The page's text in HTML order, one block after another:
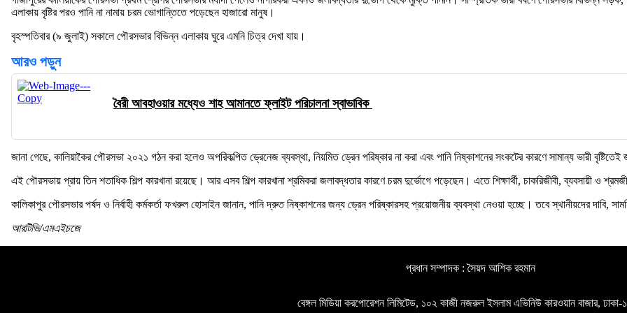
এলাকায় বৃষ্টির পরও পানি না নামায় চরম ভোগান্তিতে পড়েছেন হাজারো মানুষ।
বৃহস্পতিবার (৯ জুলাই) সকালে পৌরসভার বিভিন্ন এলাকায় ঘুরে এমনি চিত্র দেখা যায়।
আরও পড়ুন
বৈরী আবহাওয়ার মধ্যেও শাহ আমানতে ফ্লাইট পরিচালনা স্বাভাবিক
জানা গেছে, কালিয়াকৈর পৌরসভা ২০২১ গঠন করা হলেও অপরিকল্পিত ড্রেনেজ ব্যবস্থা, নিয়মিত ড্রেন পরিষ্কার না করা এবং পানি নিষ্কাশনের সংকটের কারণে সামান্য ভারী বৃষ্টিতেই
এই পৌরসভায় প্রায় তিন শতাধিক শিল্প কারখানা রয়েছে। আর এসব শিল্প কারখানা শ্রমিকরা জলাবদ্ধতার কারণে চরম দুর্ভোগে পড়েছেন। এতে শিক্ষার্থী, চাকরিজীবী, ব্যবসায়ী ও
কালিকাপুর পৌরসভার পর্ষদ ও নির্বাহী কর্মকর্তা ফখরুল হোসাইন জানান, পানি দ্রুত নিষ্কাশনের জন্য ড্রেন পরিষ্কারসহ প্রয়োজনীয় ব্যবস্থা নেওয়া হচ্ছে। তবে স্থানীয়দের দাবি,
আরটিভি/এমএইচজে
প্রধান সম্পাদক : সৈয়দ আশিক রহমান
বেঙ্গল মিডিয়া করপোরেশন লিমিটেড, ১০২ কাজী নজরুল ইসলাম এভিনিউ কারওয়ান বাজার, ঢাকা-